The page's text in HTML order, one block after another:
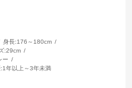
身長:176～180cm
:29cm
ー
1年以上～3年未満